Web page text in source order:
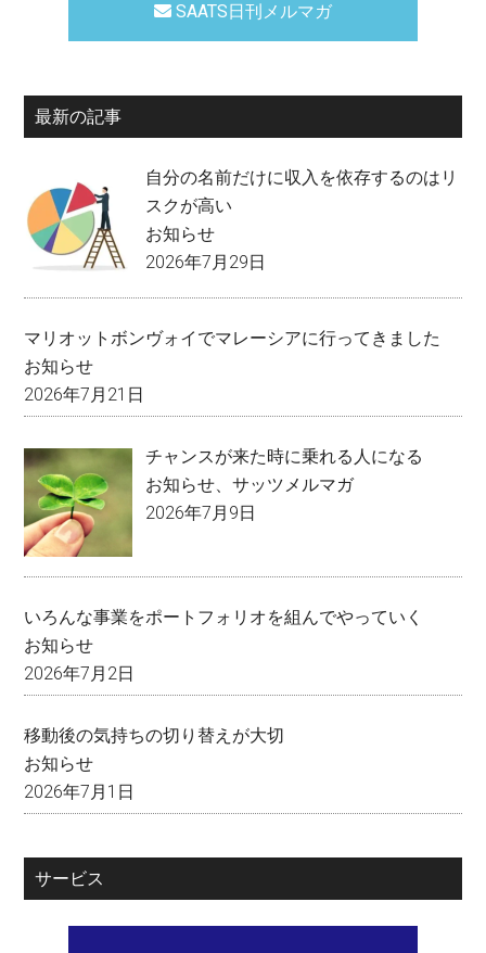
SAATS日刊メルマガ
最新の記事
自分の名前だけに収入を依存するのはリ
スクが高い
お知らせ
2026年7月29日
マリオットボンヴォイでマレーシアに行ってきました
お知らせ
2026年7月21日
チャンスが来た時に乗れる人になる
お知らせ、サッツメルマガ
2026年7月9日
いろんな事業をポートフォリオを組んでやっていく
お知らせ
2026年7月2日
移動後の気持ちの切り替えが大切
お知らせ
2026年7月1日
サービス